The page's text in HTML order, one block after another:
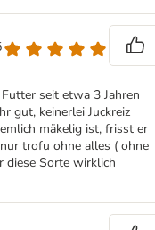
seit etwa 3 Jahren
gut, keinerlei Juckreiz
mäkelig ist, frisst er
trofu ohne alles ( ohne
diese Sorte wirklich